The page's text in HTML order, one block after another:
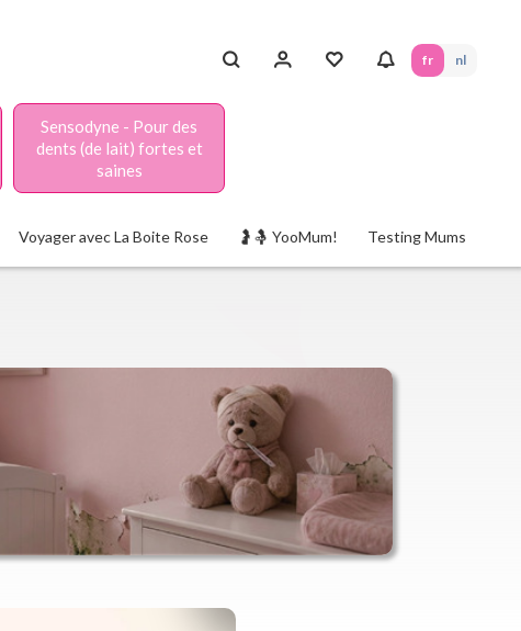
fr nl
Sensodyne - Pour des
dents (de lait) fortes et
saines
Voyager avec La Boite Rose 🤰🤱 YooMum! Testing Mums